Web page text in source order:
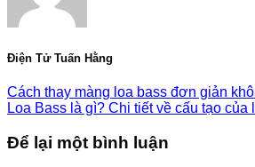
Điện Tử Tuấn Hằng
Cách thay màng loa bass đơn giản
Loa Bass là gì? Chi tiết về cấu tạo của
Để lại một bình luận